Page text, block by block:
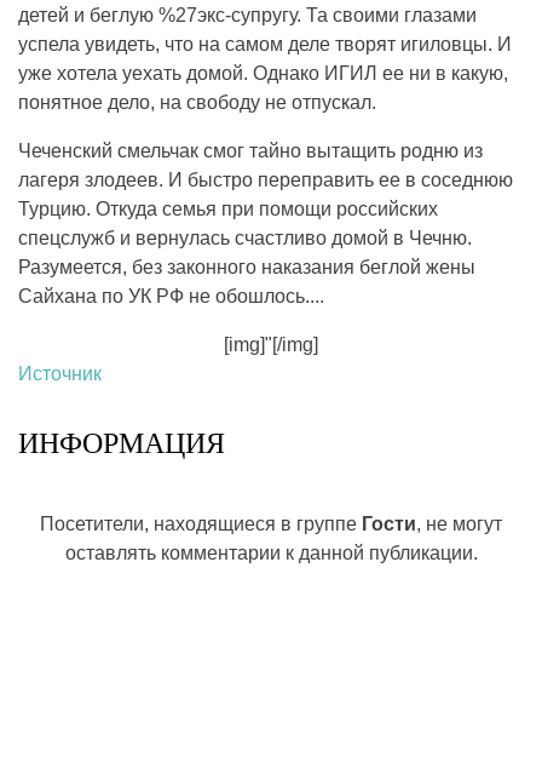
детей и беглую %27экс-супругу. Та своими глазами
успела увидеть, что на самом деле творят игиловцы. И
уже хотела уехать домой. Однако ИГИЛ ее ни в какую,
понятное дело, на свободу не отпускал.
Чеченский смельчак смог тайно вытащить родню из
лагеря злодеев. И быстро переправить ее в соседнюю
Турцию. Откуда семья при помощи российских
спецслужб и вернулась счастливо домой в Чечню.
Разумеется, без законного наказания беглой жены
Сайхана по УК РФ не обошлось....
[img]"[/img]
Источник
ИНФОРМАЦИЯ
Посетители, находящиеся в группе Гости, не могут
оставлять комментарии к данной публикации.